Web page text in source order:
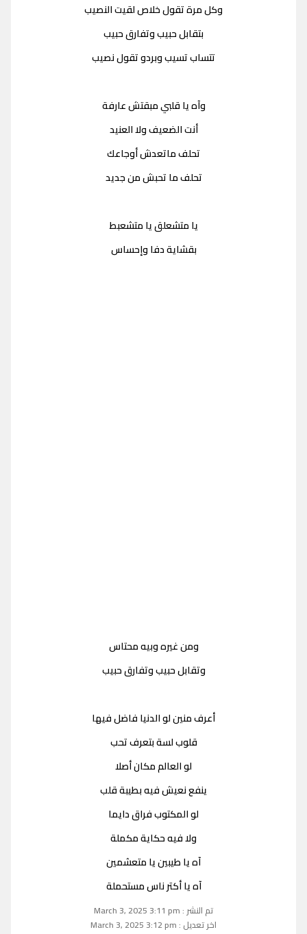
وكل مرة تقول خلاص لقيت النصيب
بتقابل حبيب وتفارق حبيب
تتساب تسيب وبردو تقول نصيب
وآه يا قلبي مبقتش عارفة
أنت الضعيف ولا العنيد
تحلف ماتعدش أوجاعك
تحلف ما تحبش من جديد
يا متشعلق يا متشعبط
بقشاية دفا وإحساس
ومن غيره وبيه محتاس
وتقابل حبيب وتفارق حبيب
أعرف منين لو الدنيا فاضل فيها
قلوب لسة بتعرف تحب
لو العالم مكان أصلا
ينفع نعيش فيه بطيبة قلب
لو المكتوب فراق دايما
ولا فيه حكاية مكملة
آه يا طيبين يا متعشمين
آه يا أكتر ناس مستحملة
تم النشر : March 3, 2025 3:11 pm
اخر تعديل : March 3, 2025 3:12 pm